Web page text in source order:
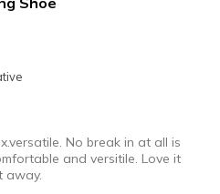
No break in at all is
and versitile. Love it
away.